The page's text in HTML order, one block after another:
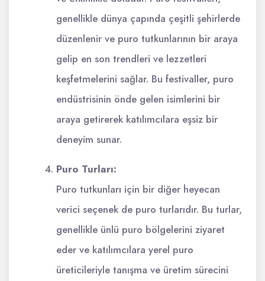
genellikle dünya çapında çeşitli şehirlerde
düzenlenir ve puro tutkunlarının bir araya
gelip en son trendleri ve lezzetleri
keşfetmelerini sağlar. Bu festivaller, puro
endüstrisinin önde gelen isimlerini bir
araya getirerek katılımcılara eşsiz bir
deneyim sunar.
Puro Turları:
Puro tutkunları için bir diğer heyecan
verici seçenek de puro turlarıdır. Bu turlar,
genellikle ünlü puro bölgelerini ziyaret
eder ve katılımcılara yerel puro
üreticileriyle tanışma ve üretim sürecini